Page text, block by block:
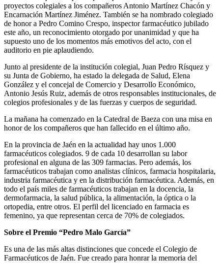
proyectos colegiales a los compañeros Antonio Martínez Chacón y
Encarnación Martínez Jiménez. También se ha nombrado colegiado
de honor a Pedro Comino Crespo, inspector farmacéutico jubilado
este año, un reconocimiento otorgado por unanimidad y que ha
supuesto uno de los momentos más emotivos del acto, con el
auditorio en pie aplaudiendo.
Junto al presidente de la institución colegial, Juan Pedro Rísquez y
su Junta de Gobierno, ha estado la delegada de Salud, Elena
González y el concejal de Comercio y Desarrollo Económico,
Antonio Jesús Ruiz, además de otros responsables institucionales, de
colegios profesionales y de las fuerzas y cuerpos de seguridad.
La mañana ha comenzado en la Catedral de Baeza con una misa en
honor de los compañeros que han fallecido en el último año.
En la provincia de Jaén en la actualidad hay unos 1.000
farmacéuticos colegiados. 9 de cada 10 desarrollan su labor
profesional en alguna de las 309 farmacias. Pero además, los
farmacéuticos trabajan como analistas clínicos, farmacia hospitalaria,
industria farmacéutica y en la distribución farmacéutica. Además, en
todo el país miles de farmacéuticos trabajan en la docencia, la
dermofarmacia, la salud pública, la alimentación, la óptica o la
ortopedia, entre otros. El perfil del licenciado en farmacia es
femenino, ya que representan cerca de 70% de colegiados.
Sobre el Premio “Pedro Malo García”
Es una de las más altas distinciones que concede el Colegio de
Farmacéuticos de Jaén. Fue creado para honrar la memoria del